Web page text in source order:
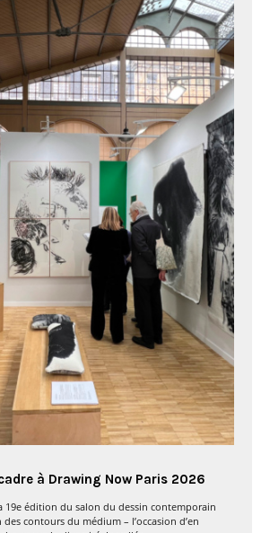
à Drawing Now Paris 2026
19e édition du salon du dessin contemporain
contours du médium – l’occasion d’en